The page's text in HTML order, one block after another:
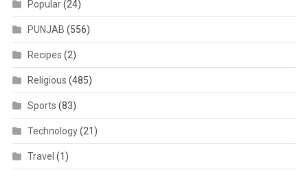
Popular(24)
PUNJAB (556)
Recipes (2)
Religious (485)
Sports (83)
Technology(21)
Travel (1)